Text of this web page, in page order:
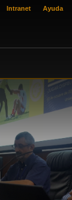
Intranet Ayuda